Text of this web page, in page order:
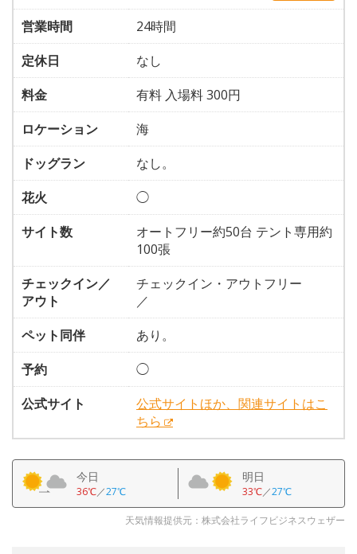
営業時間
24時間
定休日
なし
料金
有料 入場料 300円
ロケーション
海
ドッグラン
なし。
花火
◯
サイト数
オートフリー約50台 テント専用約
100張
チェックイン／
アウト
チェックイン・アウトフリー
／
ペット同伴
あり。
予約
◯
公式サイト
公式サイトほか、関連サイトはこ
ちら
今日
36℃／27℃
明日
33℃／27℃
天気情報提供元：株式会社ライフビジネスウェザー